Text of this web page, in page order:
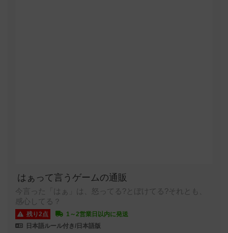
はぁって言うゲームの通販
今言った「はぁ」は、怒ってる?とぼけてる?それとも、
感心してる？
残り2点
1～2営業日以内に発送
日本語ルール付き/日本語版